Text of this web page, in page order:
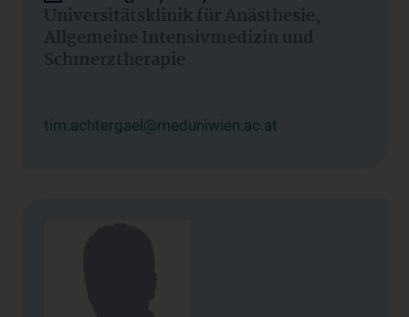
Universitätsklinik für Anästhesie,
Allgemeine Intensivmedizin und
Schmerztherapie
tim.achtergael@meduniwien.ac.at